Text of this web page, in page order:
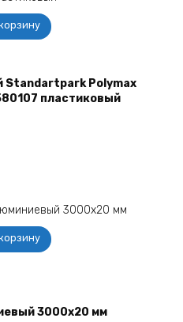
Standartpark Polymax
пластиковый
3000х20 мм